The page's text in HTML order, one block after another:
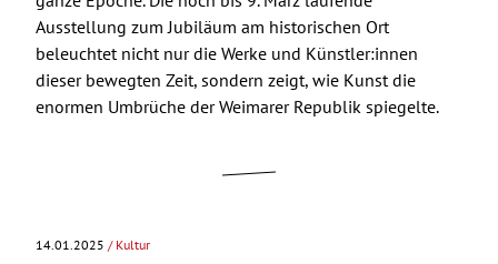
Ausstellung zum Jubiläum am historischen Ort
beleuchtet nicht nur die Werke und Künstler:innen
dieser bewegten Zeit, sondern zeigt, wie Kunst die
enormen Umbrüche der Weimarer Republik spiegelte.
14.01.2025 / Kultur